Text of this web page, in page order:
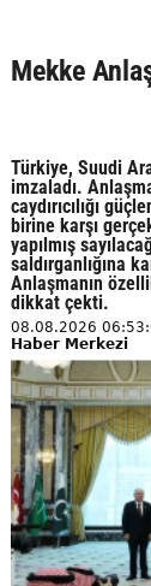
Mekke
Türkiye, Suudi
imzaladı.
caydırıcılığı
birine karşı
yapılmış
saldırganlığına
Anlaşmanın
dikkat çekti.
08.08.2026
Haber Merkezi